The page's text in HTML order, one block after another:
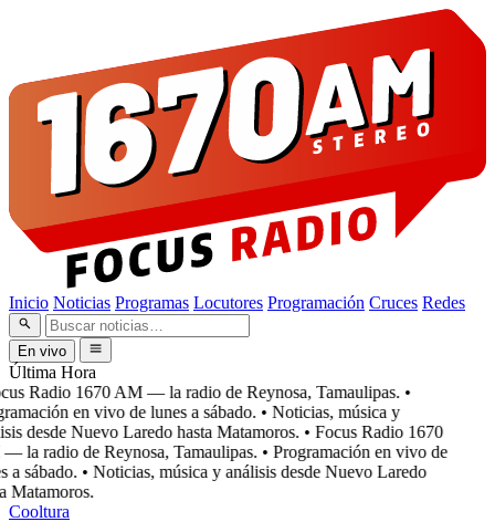
Inicio Noticias Programas Locutores Programación Cruces Redes
En vivo
Última Hora
Radio 1670 AM — la radio de Reynosa, Tamaulipas. •
en vivo de lunes a sábado. • Noticias, música y
desde Nuevo Laredo hasta Matamoros. • Focus Radio 1670
la radio de Reynosa, Tamaulipas. • Programación en vivo de
a sábado. • Noticias, música y análisis desde Nuevo Laredo
Matamoros.
Cooltura